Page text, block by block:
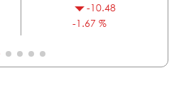
-10.48
-1.67 %